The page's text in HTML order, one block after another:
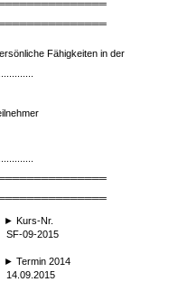
Fähigkeiten in der
► Kurs-Nr.
SF-09-2015
► Termin 2014
14.09.2015